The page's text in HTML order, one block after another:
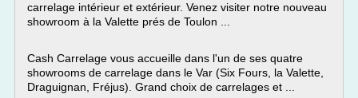
carrelage intérieur et extérieur. Venez visiter notre nouveau
showroom à la Valette prés de Toulon ...
Cash Carrelage vous accueille dans l'un de ses quatre
showrooms de carrelage dans le Var (Six Fours, la Valette,
Draguignan, Fréjus). Grand choix de carrelages et ...